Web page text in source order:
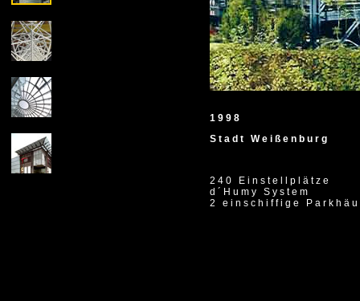
1998
Stadt Weißenburg
240 Einstellplätze
d´Humy System
2 einschiffige